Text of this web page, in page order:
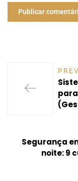
Segurança
noite: 9